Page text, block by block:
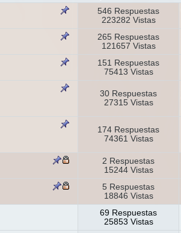
546 Respuestas
223282 Vistas
265 Respuestas
121657 Vistas
151 Respuestas
75413 Vistas
30 Respuestas
27315 Vistas
174 Respuestas
74361 Vistas
2 Respuestas
15244 Vistas
5 Respuestas
18846 Vistas
69 Respuestas
25853 Vistas